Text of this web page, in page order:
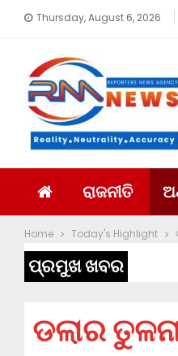
Thursday, August 6, 2026
ରାଜନୀତି
Home Today's Highlight
ପ୍ରମୁଖ ଖବର
ଡଲାର